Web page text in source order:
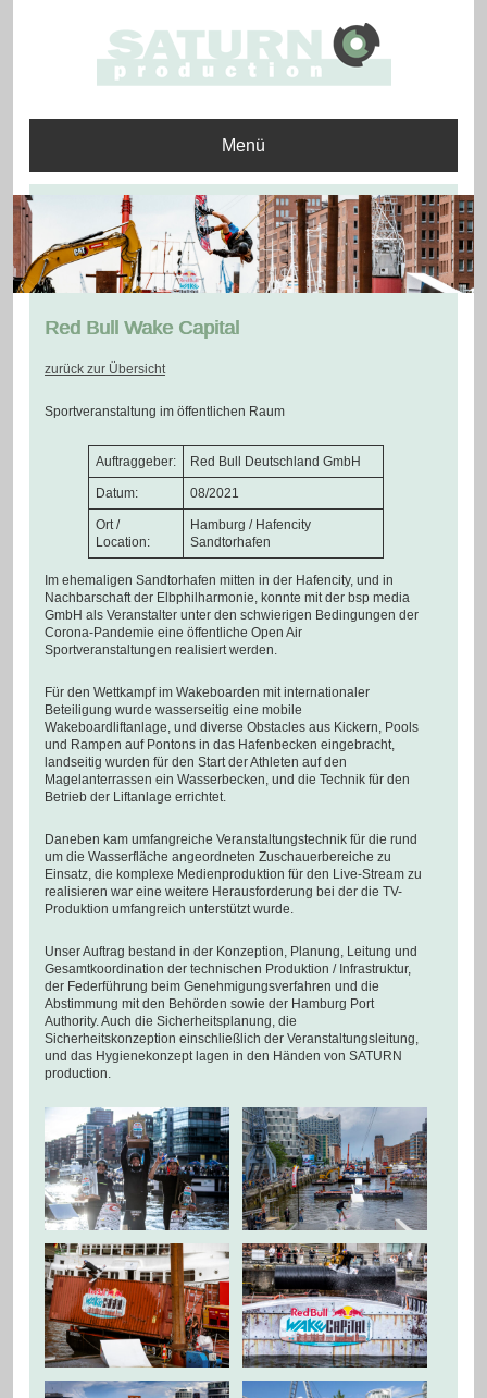
Menü
Red Bull Wake Capital
zurück zur Übersicht
Sportveranstaltung im öffentlichen Raum
Auftraggeber: Red Bull Deutschland GmbH
Datum: 08/2021
Ort /
Location:
Hamburg / Hafencity
Sandtorhafen
Im ehemaligen Sandtorhafen mitten in der Hafencity, und in
Nachbarschaft der Elbphilharmonie, konnte mit der bsp media
GmbH als Veranstalter unter den schwierigen Bedingungen der
Corona-Pandemie eine öffentliche Open Air
Sportveranstaltungen realisiert werden.
Für den Wettkampf im Wakeboarden mit internationaler
Beteiligung wurde wasserseitig eine mobile
Wakeboardliftanlage, und diverse Obstacles aus Kickern, Pools
und Rampen auf Pontons in das Hafenbecken eingebracht,
landseitig wurden für den Start der Athleten auf den
Magelanterrassen ein Wasserbecken, und die Technik für den
Betrieb der Liftanlage errichtet.
Daneben kam umfangreiche Veranstaltungstechnik für die rund
um die Wasserfläche angeordneten Zuschauerbereiche zu
Einsatz, die komplexe Medienproduktion für den Live-Stream zu
realisieren war eine weitere Herausforderung bei der die TV-
Produktion umfangreich unterstützt wurde.
Unser Auftrag bestand in der Konzeption, Planung, Leitung und
Gesamtkoordination der technischen Produktion / Infrastruktur,
der Federführung beim Genehmigungsverfahren und die
Abstimmung mit den Behörden sowie der Hamburg Port
Authority. Auch die Sicherheitsplanung, die
Sicherheitskonzeption einschließlich der Veranstaltungsleitung,
und das Hygienekonzept lagen in den Händen von SATURN
production.